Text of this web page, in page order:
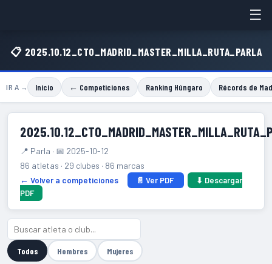
☰
📋 2025.10.12_CTO_MADRID_MASTER_MILLA_RUTA_PARLA
IR A → Inicio ← Competiciones Ranking Húngaro Récords de
📍 Parla · 📅 2025-10-12
86 atletas · 29 clubes · 86 marcas
← Volver a competiciones
📄 Ver PDF
⬇ Descargar
PDF
Todos Hombres Mujeres